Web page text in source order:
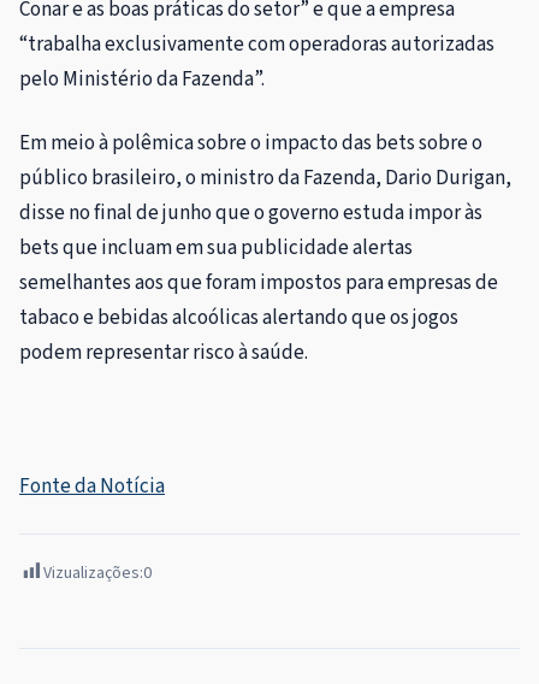
Conar e as boas práticas do setor” e que a empresa
“trabalha exclusivamente com operadoras autorizadas
pelo Ministério da Fazenda”.
Em meio à polêmica sobre o impacto das bets sobre o
público brasileiro, o ministro da Fazenda, Dario Durigan,
disse no final de junho que o governo estuda impor às
bets que incluam em sua publicidade alertas
semelhantes aos que foram impostos para empresas de
tabaco e bebidas alcoólicas alertando que os jogos
podem representar risco à saúde.
Fonte da Notícia
Vizualizações:0